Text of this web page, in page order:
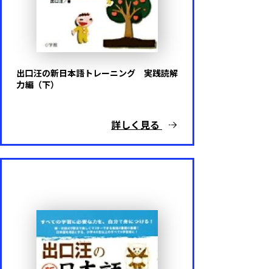
出口汪の新日本語トレーニング 実践読解
力編（下）
詳しく見る